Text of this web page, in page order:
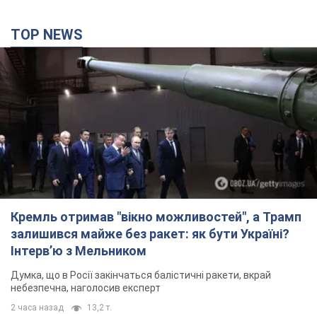
TOP NEWS
Кремль отримав "вікно можливостей", а Трамп
залишився майже без ракет: як бути Україні?
Інтерв’ю з Мельником
Думка, що в Росії закінчаться балістичні ракети, вкрай
небезпечна, наголосив експерт
2 часа назад 13,2 т.